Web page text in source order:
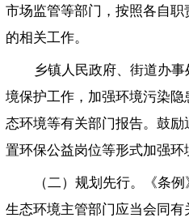
市场监管等部门，按照各自
的相关工作。
乡镇人民政府、街道办
境保护工作，加强环境污染
态环境等有关部门报告。鼓
置环保公益岗位等形式加强环
（二）规划先行。《条
生态环境主管部门应当会同